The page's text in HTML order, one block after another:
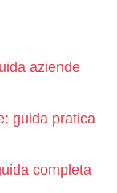
aziende
guida pratica
completa